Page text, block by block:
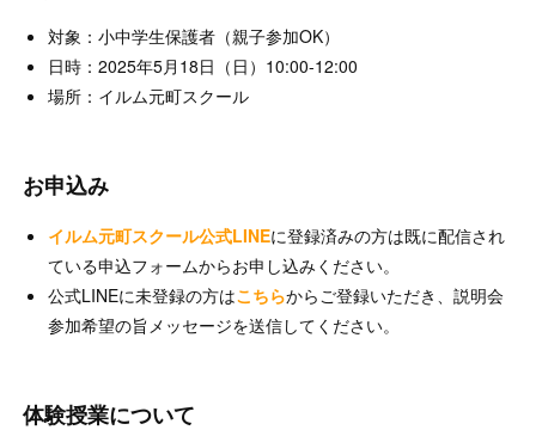
対象：小中学生保護者（親子参加OK）
日時：2025年5月18日（日）10:00-12:00
場所：イルム元町スクール
お申込み
イルム元町スクール公式LINEに登録済みの方は既に配信され
ている申込フォームからお申し込みください。
公式LINEに未登録の方はこちらからご登録いただき、説明会
参加希望の旨メッセージを送信してください。
体験授業について